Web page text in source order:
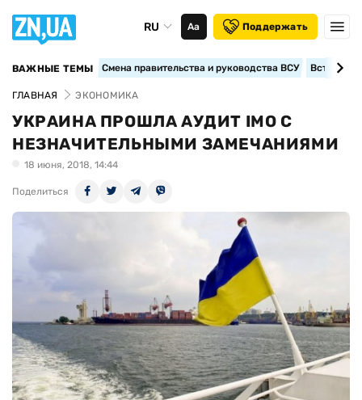
RU Аа Поддержать
ВАЖНЫЕ ТЕМЫ Смена правительства и руководства ВСУ
ГЛАВНАЯ ЭКОНОМИКА
УКРАИНА ПРОШЛА АУДИТ ІМО С
НЕЗНАЧИТЕЛЬНЫМИ ЗАМЕЧАНИЯМИ
18 июня, 2018, 14:44
Поделиться